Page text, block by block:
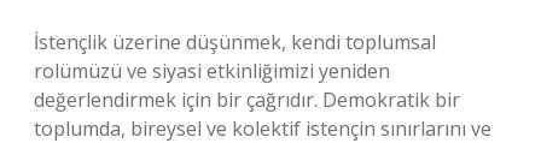
İstençlik üzerine düşünmek, kendi toplumsal
rolümüzü ve siyasi etkinliğimizi yeniden
değerlendirmek için bir çağrıdır. Demokratik bir
toplumda, bireysel ve kolektif istençin sınırlarını ve